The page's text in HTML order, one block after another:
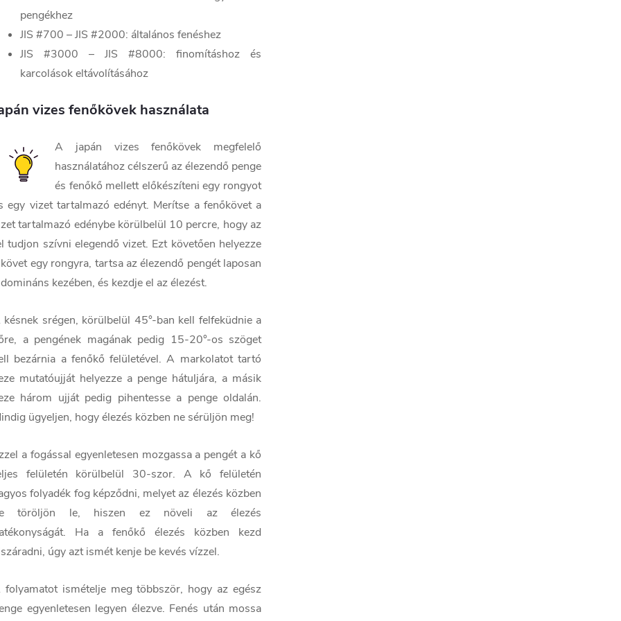
pengékhez
JIS #700 – JIS #2000: általános fenéshez
JIS #3000 – JIS #8000: finomításhoz és
karcolások eltávolításához
vizes fenőkövek használata
A japán vizes fenőkövek megfelelő
használatához célszerű az élezendő penge
és fenőkő mellett előkészíteni egy rongyot
egy vizet tartalmazó edényt. Merítse a fenőkövet a
tartalmazó edénybe körülbelül 10 percre, hogy az
tudjon szívni elegendő vizet. Ezt követően helyezze
egy rongyra, tartsa az élezendő pengét laposan
kezében, és kezdje el az élezést.
késnek srégen, körülbelül 45°-ban kell felfeküdnie a
a pengének magának pedig 15-20°-os szöget
bezárnia a fenőkő felületével. A markolatot tartó
mutatóujját helyezze a penge hátuljára, a másik
három ujját pedig pihentesse a penge oldalán.
ügyeljen, hogy élezés közben ne sérüljön meg!
a fogással egyenletesen mozgassa a pengét a kő
felületén körülbelül 30-szor. A kő felületén
folyadék fog képződni, melyet az élezés közben
töröljön le, hiszen ez növeli az élezés
Ha a fenőkő élezés közben kezd
úgy azt ismét kenje be kevés vízzel.
folyamatot ismételje meg többször, hogy az egész
egyenletesen legyen élezve. Fenés után mossa